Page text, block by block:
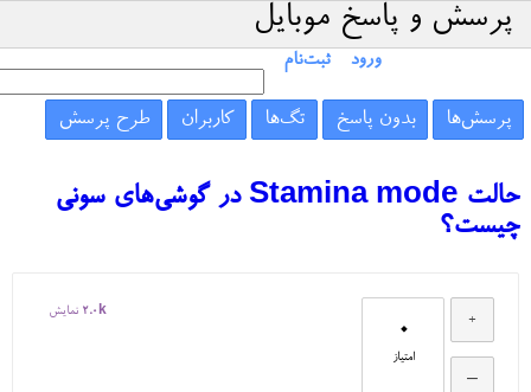
پرسش و پاسخ موبایل
ورود ثبت‌نام
پرسش‌ها بدون پاسخ تگ‌ها کاربران طرح پرسش
حالت Stamina mode در گوشی‌های سونی
چیست؟
0
امتیاز
2.0k نمایش